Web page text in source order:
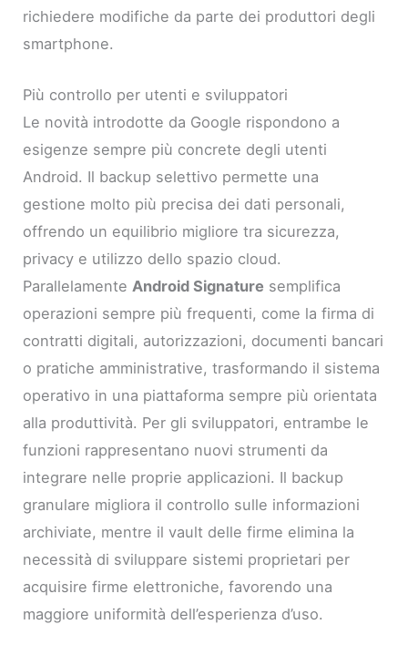
richiedere modifiche da parte dei produttori degli
smartphone.
Più controllo per utenti e sviluppatori
Le novità introdotte da Google rispondono a
esigenze sempre più concrete degli utenti
Android. Il backup selettivo permette una
gestione molto più precisa dei dati personali,
offrendo un equilibrio migliore tra sicurezza,
privacy e utilizzo dello spazio cloud.
ParallelamenteAndroid Signature semplifica
operazioni sempre più frequenti, come la firma di
contratti digitali, autorizzazioni, documenti bancari
o pratiche amministrative, trasformando il sistema
operativo in una piattaforma sempre più orientata
alla produttività. Per gli sviluppatori, entrambe le
funzioni rappresentano nuovi strumenti da
integrare nelle proprie applicazioni. Il backup
granulare migliora il controllo sulle informazioni
archiviate, mentre il vault delle firme elimina la
necessità di sviluppare sistemi proprietari per
acquisire firme elettroniche, favorendo una
maggiore uniformità dell’esperienza d’uso.